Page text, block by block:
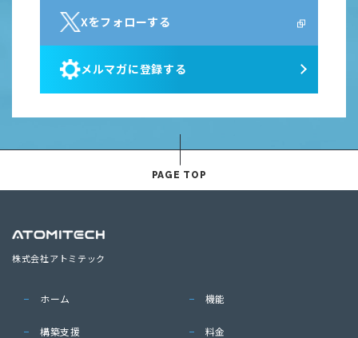
Xをフォローする
メルマガに登録する
PAGE TOP
株式会社アトミテック
ホーム 機能
構築支援 料金